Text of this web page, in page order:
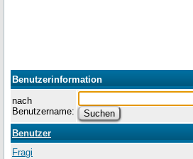
Benutzerinformation
nach
Benutzername:
Benutzer
Fragi